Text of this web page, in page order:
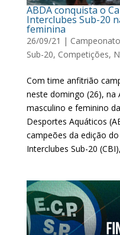
ABDA conquista o
Interclubes Sub-20
feminina
26/09/21 |
Sub-20, Competições,
Com time anfitrião
neste domingo (26), na
masculino e feminino
Desportes Aquáticos
campeões da edição
Interclubes Sub-20